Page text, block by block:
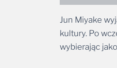
Jun Miyake
kultury. Po
wybierając